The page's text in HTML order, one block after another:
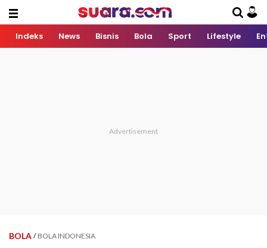
Indeks News Bisnis Bola Sport Lifestyle
BOLA / BOLA INDONESIA